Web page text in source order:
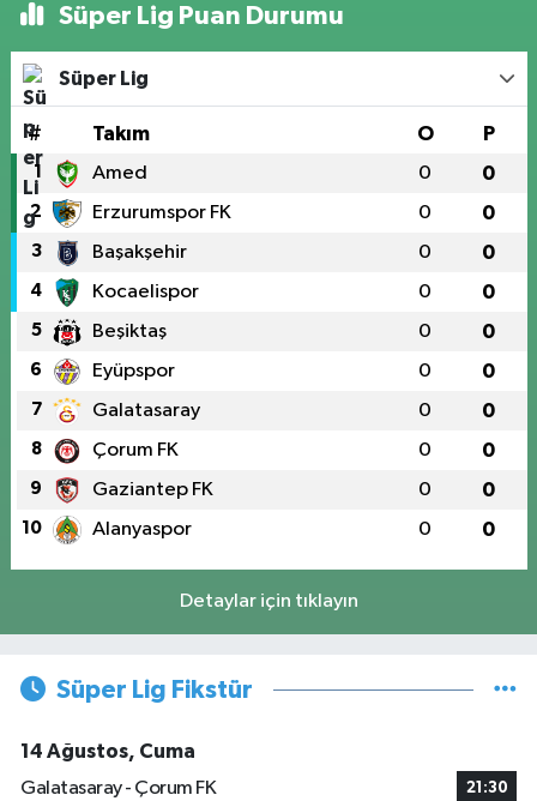
Süper Lig Puan Durumu
Süper Lig
# Takım O P
1 Amed 0 0
2 Erzurumspor FK 0 0
3 Başakşehir 0 0
4 Kocaelispor 0 0
5 Beşiktaş 0 0
6 Eyüpspor 0 0
7 Galatasaray 0 0
8 Çorum FK 0 0
9 Gaziantep FK 0 0
10 Alanyaspor 0 0
Detaylar için tıklayın
Süper Lig Fikstür
14 Ağustos, Cuma
Galatasaray - Çorum FK
21:30